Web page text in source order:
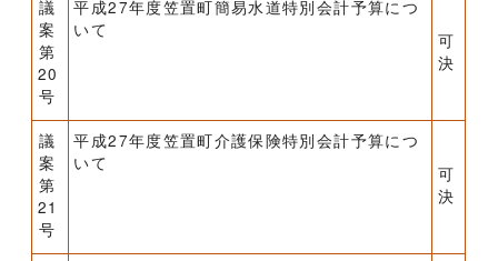
議
案
第
20
号
平成27年度笠置町簡易水道特別会計予算につ
いて
可
決
議
案
第
21
号
平成27年度笠置町介護保険特別会計予算につ
いて
可
決